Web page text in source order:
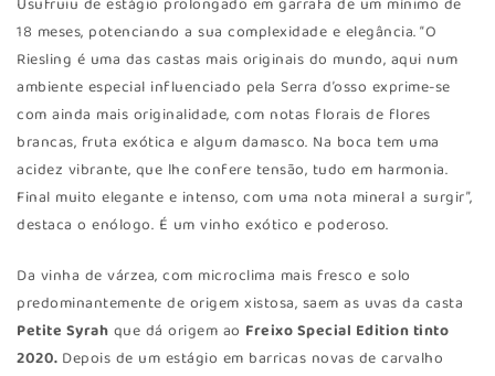
18 meses, potenciando a sua complexidade e elegância. “O
Riesling é uma das castas mais originais do mundo, aqui num
ambiente especial influenciado pela Serra d’osso exprime-se
com ainda mais originalidade, com notas florais de flores
brancas, fruta exótica e algum damasco. Na boca tem uma
acidez vibrante, que lhe confere tensão, tudo em harmonia.
Final muito elegante e intenso, com uma nota mineral a surgir”,
destaca o enólogo. É um vinho exótico e poderoso.
Da vinha de várzea, com microclima mais fresco e solo
predominantemente de origem xistosa, saem as uvas da casta
Petite Syrah que dá origem ao Freixo Special Edition tinto
2020. Depois de um estágio em barricas novas de carvalho